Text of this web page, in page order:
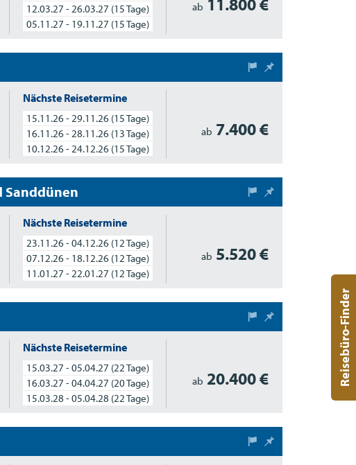
ab
12.03.27 - 26.03.27 (15 Tage)
05.11.27 - 19.11.27 (15 Tage)
ab 7.400 €
Nächste Reisetermine
15.11.26 - 29.11.26 (15 Tage)
16.11.26 - 28.11.26 (13 Tage)
10.12.26 - 24.12.26 (15 Tage)
Sanddünen
ab 5.520 €
Nächste Reisetermine
23.11.26 - 04.12.26 (12 Tage)
07.12.26 - 18.12.26 (12 Tage)
11.01.27 - 22.01.27 (12 Tage)
ab 20.400 €
Nächste Reisetermine
15.03.27 - 05.04.27 (22 Tage)
16.03.27 - 04.04.27 (20 Tage)
15.03.28 - 05.04.28 (22 Tage)
Reisebüro-Finder